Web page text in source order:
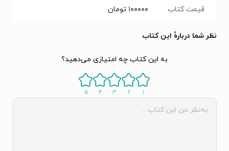
قیمت کتاب ۱۰۰۰۰۰ تومان
نظر شما دربارهٔ این کتاب
به این کتاب چه امتیازی می‌دهید؟
۱ ۲ ۳ ۴ ۵